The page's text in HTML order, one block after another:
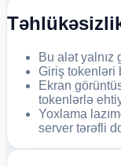
Bu alət yalnız
Giriş tokenləri
Ekran
tokenlərlə
Yoxlama
server tərəfli